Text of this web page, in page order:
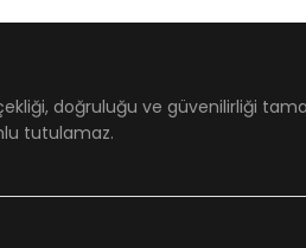
doğruluğu ve güvenilirliği
tutulamaz.